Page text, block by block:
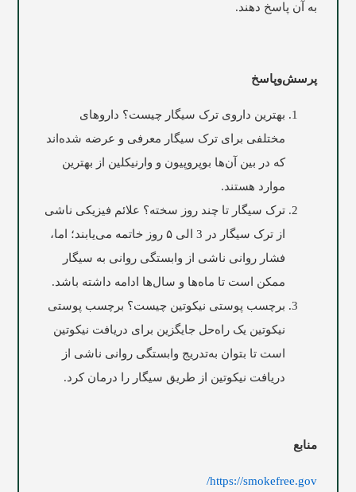
به آن پاسخ دهند.
پرسش‌وپاسخ
بهترین داروی ترک سیگار چیست؟ داروهای
مختلفی برای ترک سیگار معرفی و عرضه‌ شده‌اند
که در بین آن‌ها بوپروپیون و وارنیکلین از بهترین
موارد هستند.
ترک سیگار تا چند روز سخته؟ علائم فیزیکی ناشی
از ترک سیگار در 3 الی ۵ روز خاتمه می‌یابند؛ اما،
فشار روانی ناشی از وابستگی روانی به سیگار
ممکن است تا ماه‌ها و سال‌ها ادامه داشته باشد.
برچسب پوستی نیکوتین چیست؟ برچسب پوستی
نیکوتین یک راه‌حل جایگزین برای دریافت نیکوتین
است تا بتوان به‌تدریج وابستگی روانی ناشی از
دریافت نیکوتین از طریق سیگار را درمان کرد.
منابع
https://smokefree.gov/